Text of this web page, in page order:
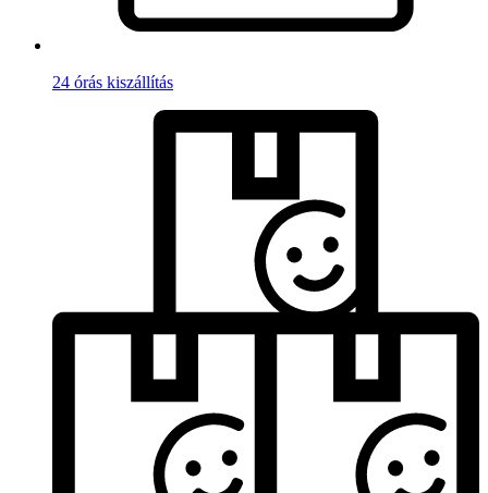
24 órás kiszállítás